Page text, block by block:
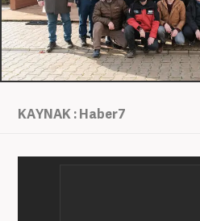
KAYNAK : Haber7